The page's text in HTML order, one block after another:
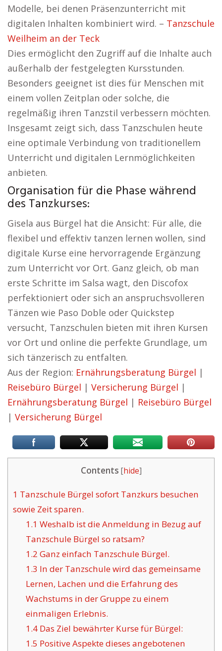
Modelle, bei denen Präsenzunterricht mit
digitalen Inhalten kombiniert wird. – Tanzschule
Weilheim an der Teck
Dies ermöglicht den Zugriff auf die Inhalte auch
außerhalb der festgelegten Kursstunden.
Besonders geeignet ist dies für Menschen mit
einem vollen Zeitplan oder solche, die
regelmäßig ihren Tanzstil verbessern möchten.
Insgesamt zeigt sich, dass Tanzschulen heute
eine optimale Verbindung von traditionellem
Unterricht und digitalen Lernmöglichkeiten
anbieten.
Organisation für die Phase während
des Tanzkurses:
Gisela aus Bürgel hat die Ansicht: Für alle, die
flexibel und effektiv tanzen lernen wollen, sind
digitale Kurse eine hervorragende Ergänzung
zum Unterricht vor Ort. Ganz gleich, ob man
erste Schritte im Salsa wagt, den Discofox
perfektioniert oder sich an anspruchsvolleren
Tänzen wie Paso Doble oder Quickstep
versucht, Tanzschulen bieten mit ihren Kursen
vor Ort und online die perfekte Grundlage, um
sich tänzerisch zu entfalten.
Aus der Region: Ernährungsberatung Bürgel |
Reisebüro Bürgel | Versicherung Bürgel |
Ernährungsberatung Bürgel | Reisebüro Bürgel
| Versicherung Bürgel
Contents [hide]
1 Tanzschule Bürgel sofort Tanzkurs besuchen
sowie Zeit sparen.
1.1 Weshalb ist die Anmeldung in Bezug auf
Tanzschule Bürgel so ratsam?
1.2 Ganz einfach Tanzschule Bürgel.
1.3 In der Tanzschule wird das gemeinsame
Lernen, Lachen und die Erfahrung des
Wachstums in der Gruppe zu einem
einmaligen Erlebnis.
1.4Das Ziel bewährter Kurse für Bürgel:
1.5 Positive Aspekte dieses angebotenen